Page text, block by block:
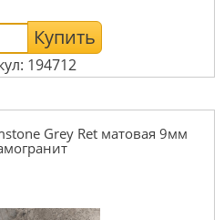
Купить
194712
Grey Ret матовая 9мм